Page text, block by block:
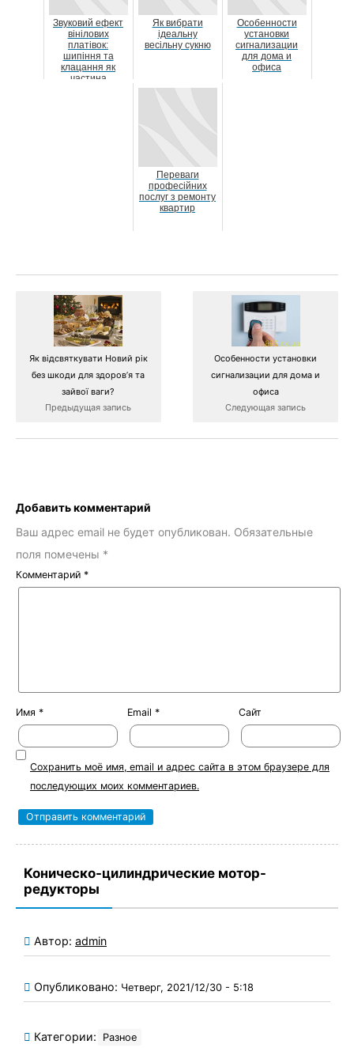
Звуковий ефект
вінілових
платівок:
шипіння та
клацання як
частина
Як вибрати
ідеальну
весільну сукню
Особенности
установки
сигнализации
для дома и
офиса
Переваги
професійних
послуг з ремонту
квартир
Як відсвяткувати Новий рік
без шкоди для здоров’я та
зайвої ваги?
Предыдущая запись
Особенности установки
сигнализации для дома и
офиса
Следующая запись
Добавить комментарий
Ваш адрес email не будет опубликован. Обязательные
поля помечены *
Комментарий *
Имя * Email * Сайт
Сохранить моё имя, email и адрес сайта в этом браузере для
последующих моих комментариев.
Коническо-цилиндрические мотор-
редукторы
Автор: admin
Опубликовано: Четверг, 2021/12/30 - 5:18
Категории: Разное